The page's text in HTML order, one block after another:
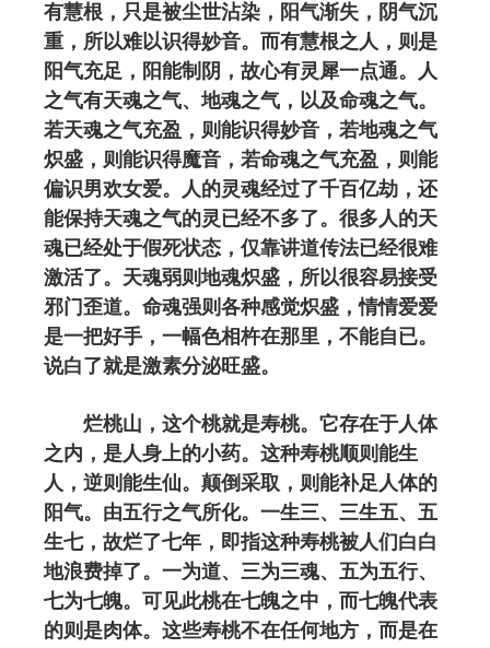
有慧根，只是被尘世沾染，阳气渐失，阴气沉
重，所以难以识得妙音。而有慧根之人，则是
阳气充足，阳能制阴，故心有灵犀一点通。人
之气有天魂之气、地魂之气，以及命魂之气。
若天魂之气充盈，则能识得妙音，若地魂之气
炽盛，则能识得魔音，若命魂之气充盈，则能
偏识男欢女爱。人的灵魂经过了千百亿劫，还
能保持天魂之气的灵已经不多了。很多人的天
魂已经处于假死状态，仅靠讲道传法已经很难
激活了。天魂弱则地魂炽盛，所以很容易接受
邪门歪道。命魂强则各种感觉炽盛，情情爱爱
是一把好手，一幅色相杵在那里，不能自已。
说白了就是激素分泌旺盛。
烂桃山，这个桃就是寿桃。它存在于人体
之内，是人身上的小药。这种寿桃顺则能生
人，逆则能生仙。颠倒采取，则能补足人体的
阳气。由五行之气所化。一生三、三生五、五
生七，故烂了七年，即指这种寿桃被人们白白
地浪费掉了。一为道、三为三魂、五为五行、
七为七魄。可见此桃在七魄之中，而七魄代表
的则是肉体。这些寿桃不在任何地方，而是在